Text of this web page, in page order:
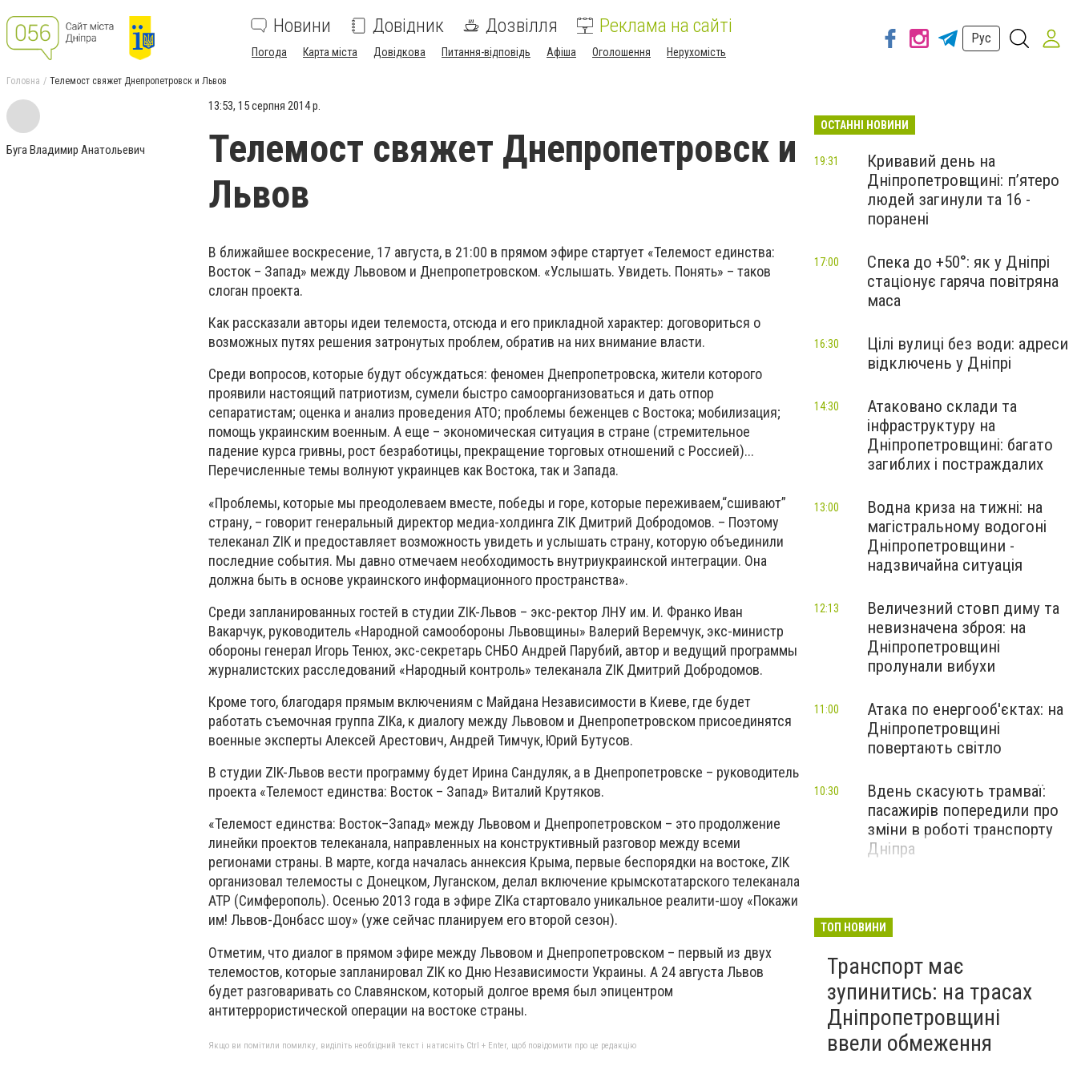
Новини Довідник Дозвілля Реклама на сайті
Погода Карта міста Довідкова Питання-відповідь Афіша Оголошення Нерухомість
Рус
Головна Телемост свяжет Днепропетровск и Львов
Буга Владимир Анатольевич
13:53, 15 серпня 2014 р.
Телемост свяжет Днепропетровск и
Львов
В ближайшее воскресение, 17 августа, в 21:00 в прямом эфире стартует «Телемост единства:
Восток – Запад» между Львовом и Днепропетровском. «Услышать. Увидеть. Понять» – таков
слоган проекта.
Как рассказали авторы идеи телемоста, отсюда и его прикладной характер: договориться о
возможных путях решения затронутых проблем, обратив на них внимание власти.
Среди вопросов, которые будут обсуждаться: феномен Днепропетровска, жители которого
проявили настоящий патриотизм, сумели быстро самоорганизоваться и дать отпор
сепаратистам; оценка и анализ проведения АТО; проблемы беженцев с Востока; мобилизация;
помощь украинским военным. А еще – экономическая ситуация в стране (стремительное
падение курса гривны, рост безработицы, прекращение торговых отношений с Россией)...
Перечисленные темы волнуют украинцев как Востока, так и Запада.
«Проблемы, которые мы преодолеваем вместе, победы и горе, которые переживаем,“сшивают”
страну, – говорит генеральный директор медиа-холдинга ZIK Дмитрий Добродомов. – Поэтому
телеканал ZIK и предоставляет возможность увидеть и услышать страну, которую объединили
последние события. Мы давно отмечаем необходимость внутриукраинской интеграции. Она
должна быть в основе украинского информационного пространства».
Среди запланированных гостей в студии ZIK-Львов – экс-ректор ЛНУ им. И. Франко Иван
Вакарчук, руководитель «Народной самообороны Львовщины» Валерий Веремчук, экс-министр
обороны генерал Игорь Тенюх, экс-секретарь СНБО Андрей Парубий, автор и ведущий программы
журналистских расследований «Народный контроль» телеканала ZIK Дмитрий Добродомов.
Кроме того, благодаря прямым включениям с Майдана Независимости в Киеве, где будет
работать съемочная группа ZIKа, к диалогу между Львовом и Днепропетровском присоединятся
военные эксперты Алексей Арестович, Андрей Тимчук, Юрий Бутусов.
В студии ZIK-Львов вести программу будет Ирина Сандуляк, а в Днепропетровске – руководитель
проекта «Телемост единства: Восток – Запад» Виталий Крутяков.
«Телемост единства: Восток–Запад» между Львовом и Днепропетровском – это продолжение
линейки проектов телеканала, направленных на конструктивный разговор между всеми
регионами страны. В марте, когда началась аннексия Крыма, первые беспорядки на востоке, ZIK
организовал телемосты с Донецком, Луганском, делал включение крымскотатарского телеканала
АТР (Симферополь). Осенью 2013 года в эфире ZIKа стартовало уникальное реалити-шоу «Покажи
им! Львов-Донбасс шоу» (уже сейчас планируем его второй сезон).
Отметим, что диалог в прямом эфире между Львовом и Днепропетровском – первый из двух
телемостов, которые запланировал ZIK ко Дню Независимости Украины. А 24 августа Львов
будет разговаривать со Славянском, который долгое время был эпицентром
антитеррористической операции на востоке страны.
Якщо ви помітили помилку, виділіть необхідний текст і натисніть Ctrl + Enter, щоб повідомити про це редакцію
ОСТАННІ НОВИНИ
Кривавий день на
Дніпропетровщині: п’ятеро
людей загинули та 16 -
поранені
19:31
Спека до +50°: як у Дніпрі
стаціонує гаряча повітряна
маса
17:00
Цілі вулиці без води: адреси
відключень у Дніпрі
16:30
Атаковано склади та
інфраструктуру на
Дніпропетровщині: багато
загиблих і постраждалих
14:30
Водна криза на тижні: на
магістральному водогоні
Дніпропетровщини -
надзвичайна ситуація
13:00
Величезний стовп диму та
невизначена зброя: на
Дніпропетровщині
пролунали вибухи
12:13
Атака по енергооб'єктах: на
Дніпропетровщині
повертають світло
11:00
Вдень скасують трамваї:
пасажирів попередили про
зміни в роботі транспорту
Дніпра
10:30
ТОП НОВИНИ
Транспорт має
зупинитись: на трасах
Дніпропетровщині
ввели обмеження